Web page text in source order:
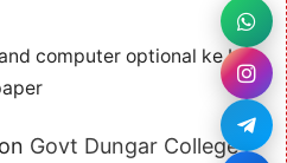
computer optional ke bhi
Govt Dungar College